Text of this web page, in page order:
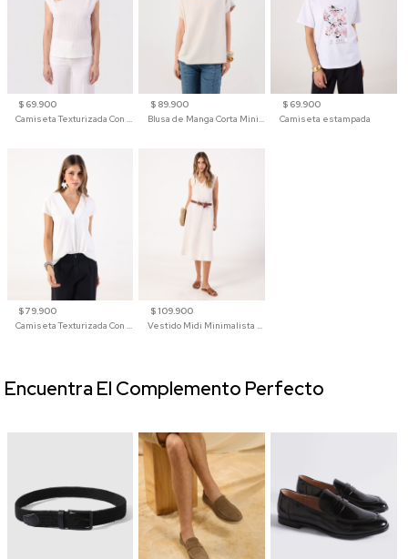
$ 69.900
Camiseta Texturizada Con Hombro Caído Para Mujer
$ 89.900
Blusa de Manga Corta Minimalista para Mujer
$ 69.900
Camiseta estampada
$ 79.900
Camiseta Texturizada Con Cuello En V Para Mujer
$ 109.900
Vestido Midi Minimalista De Silueta Amplia
Encuentra El Complemento Perfecto